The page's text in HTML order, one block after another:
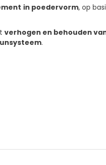
in poedervorm, op
verhogen en behouden
.